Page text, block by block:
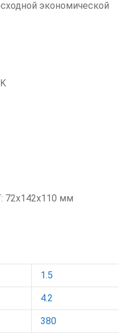
экономической
72x142x110 мм
1.5
4.2
380